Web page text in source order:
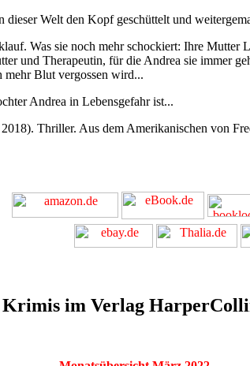
Welt den Kopf geschüttelt und
Was sie noch mehr schockiert: Ihre
und Therapeutin, für die Andrea sie immer
mehr Blut vergossen wird...
Andrea in Lebensgefahr ist...
2018). Thriller. Aus dem Amerikanischen von
Krimis im Verlag